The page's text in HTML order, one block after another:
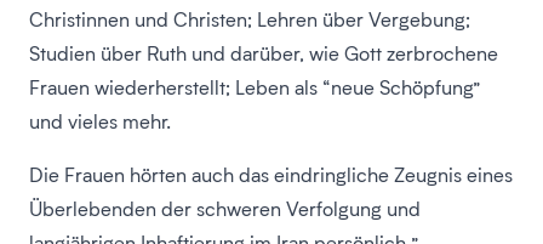
Christinnen und Christen; Lehren über Vergebung;
Studien über Ruth und darüber, wie Gott zerbrochene
Frauen wiederherstellt; Leben als “neue Schöpfung”
und vieles mehr.
Die Frauen hörten auch das eindringliche Zeugnis eines
Überlebenden der schweren Verfolgung und